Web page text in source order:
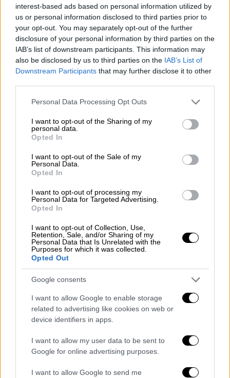
interest-based ads based on personal information utilized by
us or personal information disclosed to third parties prior to
your opt-out. You may separately opt-out of the further
disclosure of your personal information by third parties on the
IAB’s list of downstream participants. This information may
also be disclosed by us to third parties on the IAB’s List of
Downstream Participants that may further disclose it to other
Please note that this website/app uses one or more Google
not limited to your visit or usage behaviour. You may click to
grant or deny consent to Google and its third-party tags to
use your data for below specified purposes in below Google
consent section.
Personal Data Processing Opt Outs
I want to opt-out of the Sharing of my
personal data.
Opted In
I want to opt-out of the Sale of my
Personal Data.
Opted In
I want to opt-out of processing my
Personal Data for Targeted Advertising.
Opted In
I want to opt-out of Collection, Use,
Retention, Sale, and/or Sharing of my
Personal Data that Is Unrelated with the
Purposes for which it was collected.
Opted Out
Google consents
I want to allow Google to enable storage
related to advertising like cookies on web or
device identifiers in apps.
I want to allow my user data to be sent to
Google for online advertising purposes.
I want to allow Google to send me
Αθλητισμός |10.02.2022 20:13
Η παρουσία του Σουηδού Ένκβιστ στο
πλευρό του Τσιτσιπά και η απουσία του
αλλαγή - Τι απάντησε ο Έλληνας
πρωταθλητής
Η απουσία του Απόστολου Τσιτσιπά απ' το
πλευρό του Στέφανου στο τουρνουά του
Ρότερνταμ φούντωσε τις φήμες περί
αλλαγής αλλά ο Έλληνας πρωταθλητής
διέψευσε τα σενάρια